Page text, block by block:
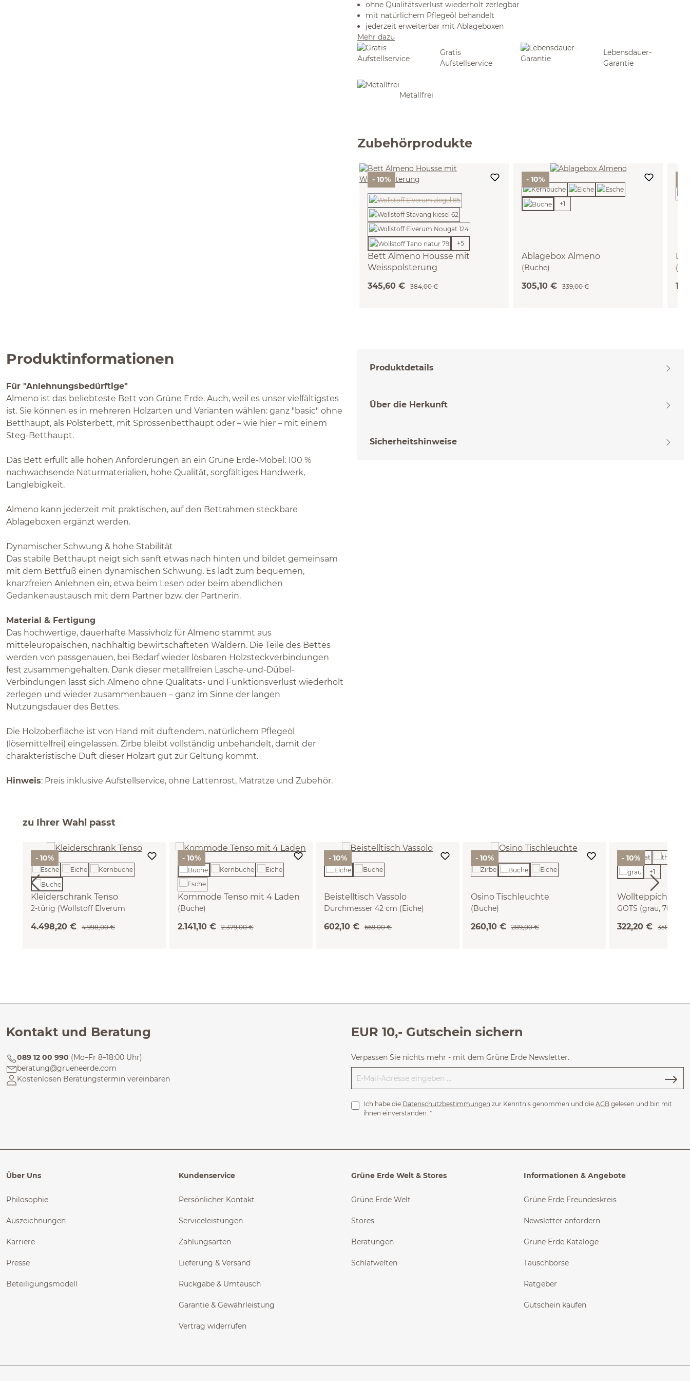
ohne Qualitätsverlust wiederholt zerlegbar
mit natürlichem Pflegeöl behandelt
jederzeit erweiterbar mit Ablageboxen
Mehr dazu
Gratis
Aufstellservice
Lebensdauer-
Garantie
Metallfrei
Zubehörprodukte
- 10%
Bett Almeno Housse mit
Weisspolsterung
(Diese Option ist zurzeit nicht verfügbar.)
+5
345,60 € 384,00 €
- 10%
Ablagebox Almeno
(Buche)
+1
305,10 € 339,00 €
Produktinformationen
Für "Anlehnungsbedürftige"
Almeno ist das beliebteste Bett von Grüne Erde. Auch, weil es unser vielfältigstes
ist. Sie können es in mehreren Holzarten und Varianten wählen: ganz "basic" ohne
Betthaupt, als Polsterbett, mit Sprossenbetthaupt oder – wie hier – mit einem
Steg-Betthaupt.
Das Bett erfüllt alle hohen Anforderungen an ein Grüne Erde-Möbel: 100 %
nachwachsende Naturmaterialien, hohe Qualität, sorgfältiges Handwerk,
Langlebigkeit.
Almeno kann jederzeit mit praktischen, auf den Bettrahmen steckbare
Ablageboxen ergänzt werden.
Dynamischer Schwung & hohe Stabilität
Das stabile Betthaupt neigt sich sanft etwas nach hinten und bildet gemeinsam
mit dem Bettfuß einen dynamischen Schwung. Es lädt zum bequemen,
knarzfreien Anlehnen ein, etwa beim Lesen oder beim abendlichen
Gedankenaustausch mit dem Partner bzw. der Partnerin.
Material & Fertigung
Das hochwertige, dauerhafte Massivholz für Almeno stammt aus
mitteleuropäischen, nachhaltig bewirtschafteten Wäldern. Die Teile des Bettes
werden von passgenauen, bei Bedarf wieder lösbaren Holzsteckverbindungen
fest zusammengehalten. Dank dieser metallfreien Lasche-und-Dübel-
Verbindungen lässt sich Almeno ohne Qualitäts- und Funktionsverlust wiederholt
zerlegen und wieder zusammenbauen – ganz im Sinne der langen
Nutzungsdauer des Bettes.
Die Holzoberfläche ist von Hand mit duftendem, natürlichem Pflegeöl
(lösemittelfrei) eingelassen. Zirbe bleibt vollständig unbehandelt, damit der
charakteristische Duft dieser Holzart gut zur Geltung kommt.
Hinweis: Preis inklusive Aufstellservice, ohne Lattenrost, Matratze und Zubehör.
Produktdetails
Über die Herkunft
Sicherheitshinweise
zu Ihrer Wahl passt
- 10%
Kleiderschrank Tenso
2-türig (Wollstoff Elverum
4.498,20 € 4.998,00 €
- 10%
Kommode Tenso mit 4 Laden
(Buche)
2.141,10 € 2.379,00 €
- 10%
Beistelltisch Vassolo
Durchmesser 42 cm (Eiche)
602,10 € 669,00 €
- 10%
Osino Tischleuchte
(Buche)
260,10 € 289,00 €
- 10%
Wollteppich Mael
GOTS (grau, 70 x
+1
322,20 € 358,00 €
Kontakt und Beratung
089 12 00 990 (Mo–Fr 8–18:00 Uhr)
beratung@grueneerde.com
Kostenlosen Beratungstermin vereinbaren
EUR 10,- Gutschein sichern
Verpassen Sie nichts mehr - mit dem Grüne Erde Newsletter.
Ich habe die Datenschutzbestimmungen zur Kenntnis genommen und die AGB gelesen und bin mit
ihnen einverstanden. *
Über Uns
Philosophie
Auszeichnungen
Karriere
Presse
Beteiligungsmodell
Kundenservice
Persönlicher Kontakt
Serviceleistungen
Zahlungsarten
Lieferung & Versand
Rückgabe & Umtausch
Garantie & Gewährleistung
Vertrag widerrufen
Grüne Erde Welt & Stores
Grüne Erde Welt
Stores
Beratungen
Schlafwelten
Informationen & Angebote
Grüne Erde Freundeskreis
Newsletter anfordern
Grüne Erde Kataloge
Tauschbörse
Ratgeber
Gutschein kaufen